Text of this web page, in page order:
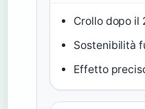
Crollo dopo il
Sostenibilità
Effetto